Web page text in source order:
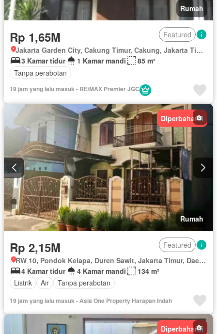
Rumah
Rp 1,65M
Featured
Jakarta Garden City, Cakung Timur, Cakung, Jakarta Timur, Daerah Khusus Ibukota Jakarta
3 Kamar tidur
1 Kamar mandi
85 m²
Tanpa perabotan
19 jam yang lalu masuk - RE/MAX Premier JGC
Diperbaharui
Rumah
Rp 2,15M
Featured
RW 10, Pondok Kelapa, Duren Sawit, Jakarta Timur, Daerah Khusus Ibukota Jakarta
4 Kamar tidur
4 Kamar mandi
134 m²
Listrik
Air Tanpa perabotan
19 jam yang lalu masuk - Asia One Property Harapan Indah
Diperbaharui